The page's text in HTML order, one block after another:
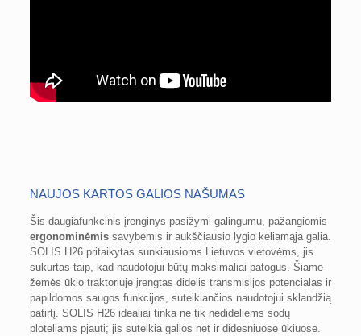
NAUJOS KARTOS GALIOS NAŠUMAS
Šis daugiafunkcinis įrenginys pasižymi galingumu, pažangiomis
ergonominėmissavybėmis ir aukščiausio lygio keliamąja galia.
SOLIS H26 pritaikytas sunkiausioms Lietuvos vietovėms, jis
sukurtas taip, kad naudotojui būtų maksimaliai patogus. Šiame
žemės ūkio traktoriuje įrengtas didelis transmisijos potencialas ir
papildomos saugos funkcijos, suteikiančios naudotojui sklandžią
patirtį. SOLIS H26 idealiai tinka ne tik nedideliems sodų
ploteliams pjauti; jis suteikia galios net ir didesniuose ūkiuose.